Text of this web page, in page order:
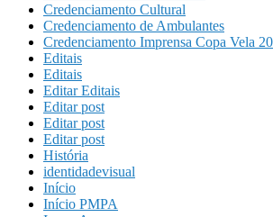
Credenciamento Cultural
Credenciamento de Ambulantes
Credenciamento Imprensa Copa Vela
Editais
Editais
Editar Editais
Editar post
Editar post
Editar post
História
identidadevisual
Início
Início PMPA